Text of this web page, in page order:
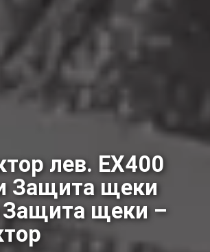
лев. EX400
Защита щеки
щеки –